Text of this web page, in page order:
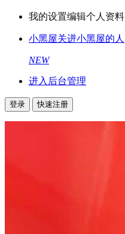
我的设置编辑个人资料
小黑屋关进小黑屋的人
NEW
进入后台管理
登录 快速注册